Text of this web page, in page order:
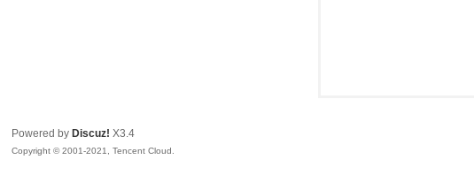
Powered by Discuz! X3.4
Copyright © 2001-2021, Tencent Cloud.